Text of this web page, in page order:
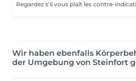
Wir haben ebenfalls
der Umgebung von Steinfort